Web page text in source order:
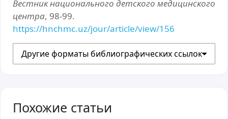
Вестник национального детского медицинского
центра, 98-99.
https://hnchmc.uz/jour/article/view/156
Другие форматы библиографических ссылок
Похожие статьи